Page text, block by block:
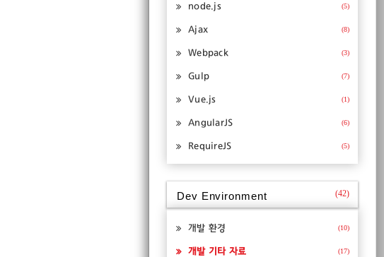
node.js (5)
Ajax (8)
Webpack (3)
Gulp (7)
Vue.js (1)
AngularJS (6)
RequireJS (5)
Dev Environment (42)
개발 환경 (10)
개발 기타 자료 (17)